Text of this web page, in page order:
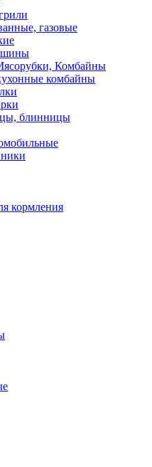
газовые
Комбайны
комбайны
блинницы
кормления